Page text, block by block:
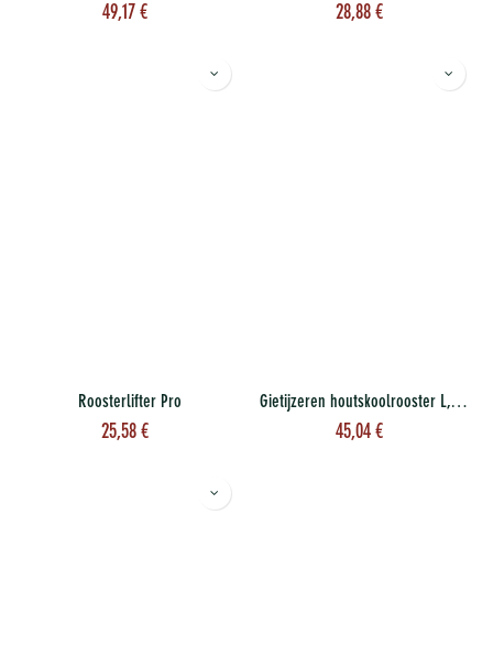
49,17 € 28,88 €
Roosterlifter Pro
25,58 €
Gietijzeren houtskoolrooster L, Mx
45,04 €